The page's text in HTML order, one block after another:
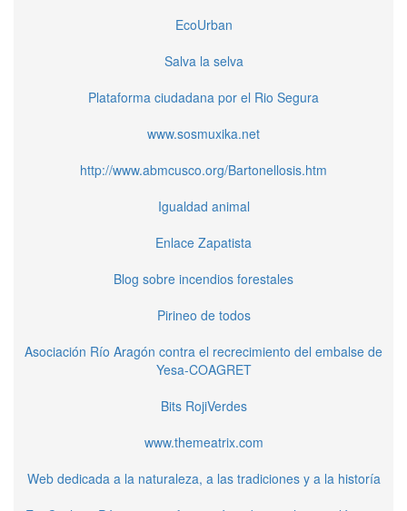
EcoUrban
Salva la selva
Plataforma ciudadana por el Rio Segura
www.sosmuxika.net
http://www.abmcusco.org/Bartonellosis.htm
Igualdad animal
Enlace Zapatista
Blog sobre incendios forestales
Pirineo de todos
Asociación Río Aragón contra el recrecimiento del embalse de
Yesa-COAGRET
Bits RojiVerdes
www.themeatrix.com
Web dedicada a la naturaleza, a las tradiciones y a la historía